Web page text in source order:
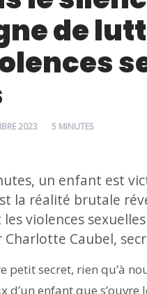
de
2023 5 MINUTES
un enfant est
la réalité brutale
les violences
Caubel,
petit secret, rien qu’à
d’un enfant que